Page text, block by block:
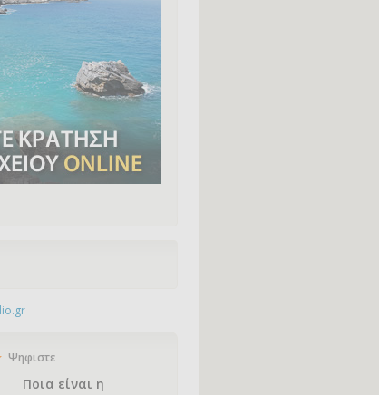
Ψηφιστε
Ποια είναι η